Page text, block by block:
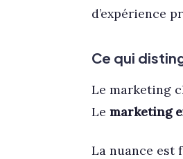
d’expérience
Ce qui
Le marketing
Le marketing
La nuance est